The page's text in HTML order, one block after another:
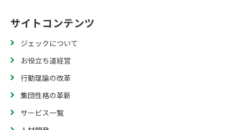
サイトコンテンツ
ジェックについて
お役立ち道経営
行動理論の改革
集団性格の革新
サービス一覧